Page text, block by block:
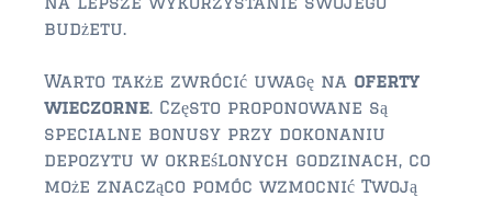
$1,000,000 – $2,000,000
PRESALE TICKETS
budżetu.
Warto także zwrócić uwagę na oferty
wieczorne . Często proponowane są
specialne bonusy przy dokonaniu
depozytu w określonych godzinach, co
może znacząco pomóc wzmocnić Twoją